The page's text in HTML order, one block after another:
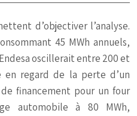
d’objectiver l’analyse.
45 MWh annuels,
oscillerait entre 200 et
regard de la perte d’un
financement pour un four
automobile à 80 MWh,